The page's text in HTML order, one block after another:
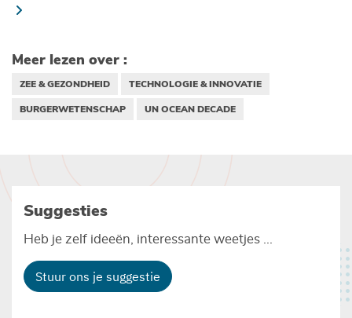
Meer lezen over :
ZEE & GEZONDHEID
TECHNOLOGIE & INNOVATIE
BURGERWETENSCHAP
UN OCEAN DECADE
Suggesties
Heb je zelf ideeën, interessante weetjes ...
Stuur ons je suggestie